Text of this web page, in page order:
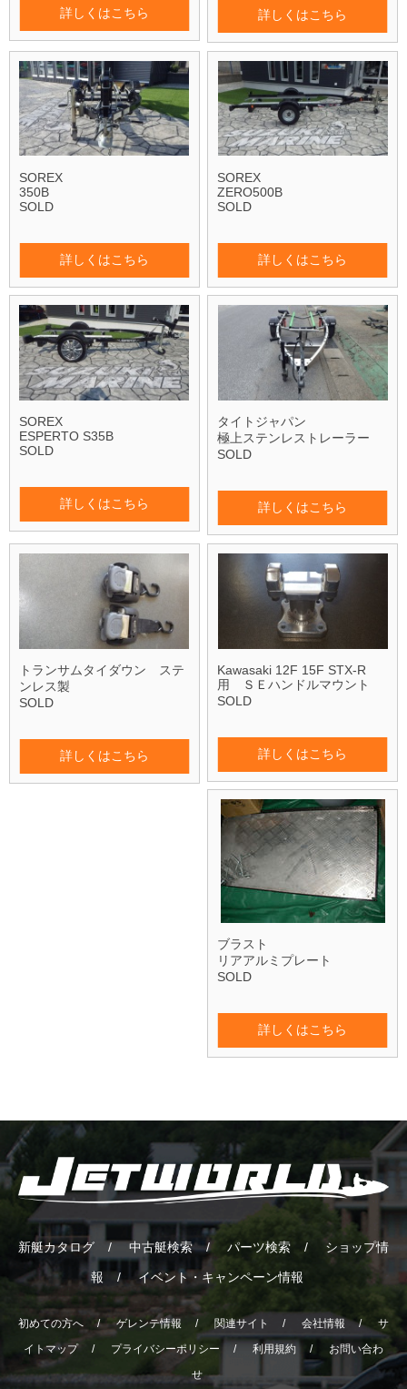
詳しくはこちら 詳しくはこちら
SOREX
350B
SOLD
詳しくはこちら
SOREX
ZERO500B
SOLD
詳しくはこちら
SOREX
ESPERTO S35B
SOLD
詳しくはこちら
タイトジャパン
極上ステンレストレーラー
SOLD
詳しくはこちら
トランサムタイダウン ステ
ンレス製
SOLD
詳しくはこちら
Kawasaki 12F 15F STX-R
用 ＳＥハンドルマウント
SOLD
詳しくはこちら
ブラスト
リアアルミプレート
SOLD
詳しくはこちら
新艇カタログ 中古艇検索 パーツ検索 ショップ情
報 イベント・キャンペーン情報
初めての方へ ゲレンテ情報 関連サイト 会社情報
サ
イトマップ
プライバシーポリシー 利用規約
お問い合わ
せ